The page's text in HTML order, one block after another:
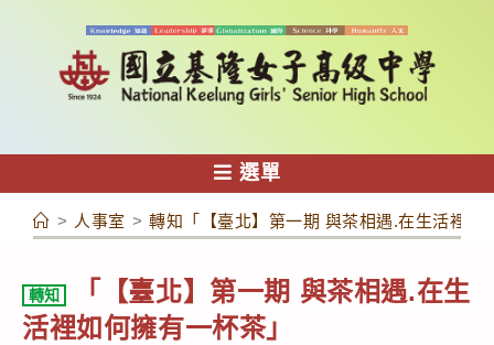
容
選單
> 人事室 > 轉知「【臺北】第一期 與茶相遇.在生活裡如
轉知
「【臺北】第一期 與茶相遇.在生
活裡如何擁有一杯茶」